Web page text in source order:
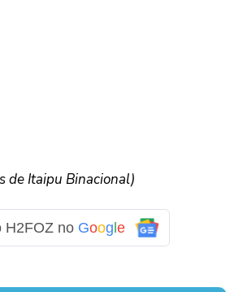
de Itaipu Binacional)
H2FOZ no Goog e